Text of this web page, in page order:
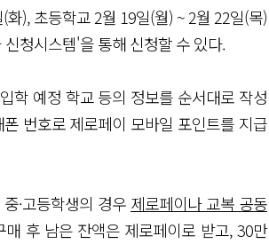
), 초등학교 2월 19일(월) ~ 2월 22일(목)
청시스템'을 통해 신청할 수 있다.
학 예정 학교 등의 정보를 순서대로 작성
번호로 제로페이 모바일 포인트를 지급
·고등학생의 경우 제로페이나 교복 공동
후 남은 잔액은 제로페이로 받고, 30만